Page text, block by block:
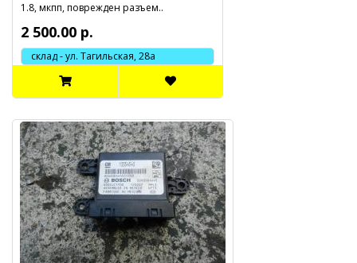
1.8, мкпп, поврежден разъем..
2 500.00 р.
склад - ул. Тагильская, 28а